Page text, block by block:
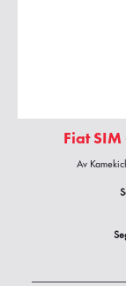
Fiat
Av